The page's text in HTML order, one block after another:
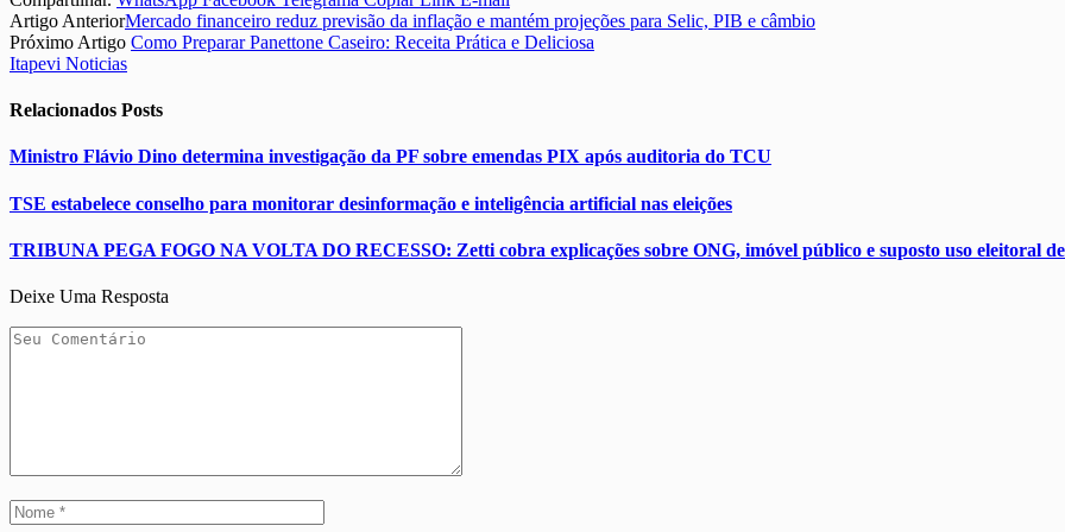
Artigo AnteriorMercado financeiro reduz previsão da inflação e mantém projeções para Selic, PIB e câmbio
Próximo Artigo Como Preparar Panettone Caseiro: Receita Prática e Deliciosa
Itapevi Noticias
Relacionados Posts
Ministro Flávio Dino determina investigação da PF sobre emendas PIX após auditoria do TCU
TSE estabelece conselho para monitorar desinformação e inteligência artificial nas eleições
TRIBUNA PEGA FOGO NA VOLTA DO RECESSO: Zetti cobra explicações sobre ONG, imóvel público e suposto uso eleitoral de
Deixe Uma Resposta